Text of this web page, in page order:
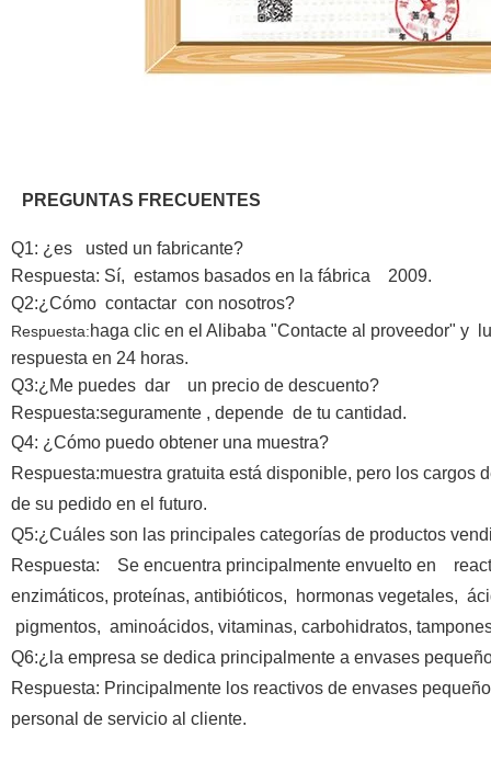
PREGUNTAS FRECUENTES
Q1: ¿es usted un fabricante?
Respuesta: Sí, estamos basados en la fábrica 2009.
Q2:¿Cómo contactar con nosotros?
Respuesta:haga clic en el Alibaba "Contacte al proveedor" y
respuesta en 24 horas.
Q3:¿Me puedes dar un precio de descuento?
Respuesta:seguramente , depende de tu cantidad.
Q4: ¿Cómo puedo obtener una muestra?
Respuesta:muestra gratuita está disponible, pero los cargos
de su pedido en el futuro.
Q5:¿Cuáles son las principales categorías de productos
Respuesta: Se encuentra principalmente envuelto en
enzimáticos, proteínas, antibióticos, hormonas vegetales,
pigmentos, aminoácidos, vitaminas, carbohidratos,
Q6:¿la empresa se dedica principalmente a envases
Respuesta: Principalmente los reactivos de envases
personal de servicio al cliente.